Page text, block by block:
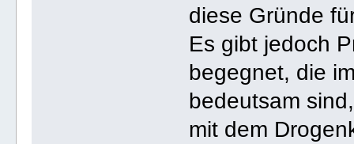
diese Gründe
Es gibt jedoch
begegnet, die
bedeutsam
mit dem